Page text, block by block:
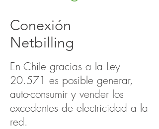
Conexión
Netbilling
En Chile gracias a la Ley
20.571 es posible generar,
auto-consumir y vender los
excedentes de electricidad a la
red.